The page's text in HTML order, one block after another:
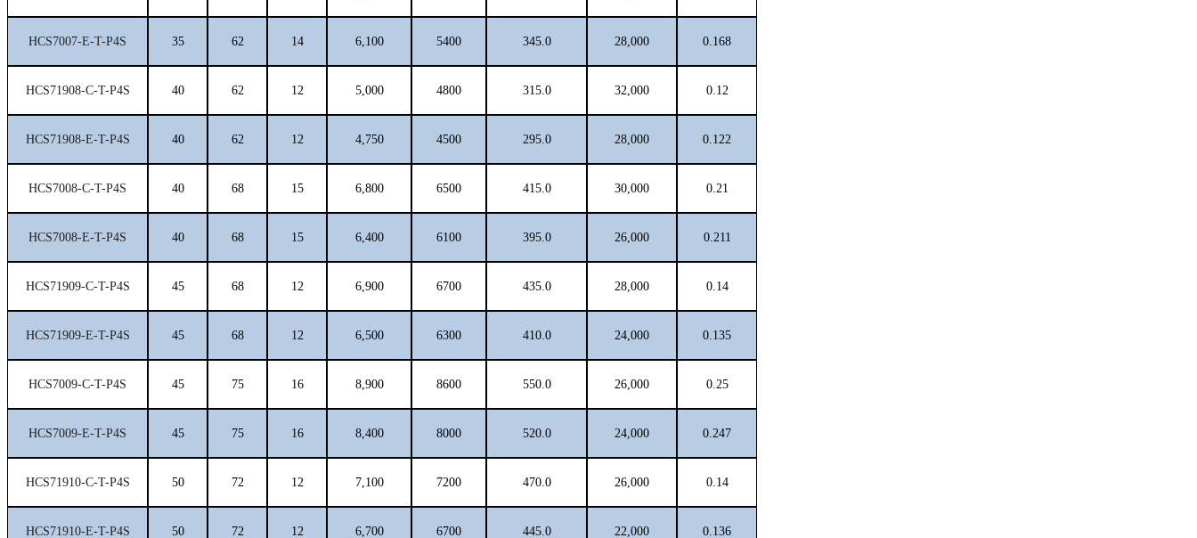
HCS7007-E-T-P4S 35 62 14 6,100 5400 345.0 28,000 0.168
HCS71908-C-T-P4S 40 62 12 5,000 4800 315.0 32,000 0.12
HCS71908-E-T-P4S 40 62 12 4,750 4500 295.0 28,000 0.122
HCS7008-C-T-P4S 40 68 15 6,800 6500 415.0 30,000 0.21
HCS7008-E-T-P4S 40 68 15 6,400 6100 395.0 26,000 0.211
HCS71909-C-T-P4S 45 68 12 6,900 6700 435.0 28,000 0.14
HCS71909-E-T-P4S 45 68 12 6,500 6300 410.0 24,000 0.135
HCS7009-C-T-P4S 45 75 16 8,900 8600 550.0 26,000 0.25
HCS7009-E-T-P4S 45 75 16 8,400 8000 520.0 24,000 0.247
HCS71910-C-T-P4S 50 72 12 7,100 7200 470.0 26,000 0.14
HCS71910-E-T-P4S 50 72 12 6,700 6700 445.0 22,000 0.136